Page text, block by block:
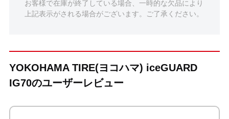
お客様で在庫が終了している場合、一時的な欠品により
上記表示がされる場合がございます。ご了承ください。
YOKOHAMA TIRE(ヨコハマ) iceGUARD
IG70のユーザーレビュー